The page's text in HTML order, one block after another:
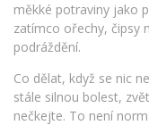
měkké potraviny jako
zatímco ořechy, čipsy
podráždění.
Co dělat, když se nic
stále silnou bolest,
nečkejte. To není